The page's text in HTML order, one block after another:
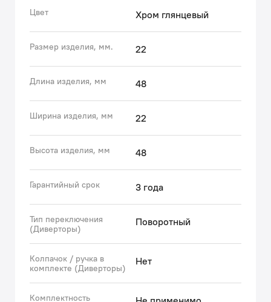
перепадам температуры воды.
• Увеличенный срок бесперебойной службы
дивертора IDDIS® (более 300 тысяч циклов или 50
лет службы) обусловлен высоким качеством его
механизмов: бесперебойную работу изделия
обеспечивают пластины, изготовленные из
(с) Авторский текст, март 2022 г.
Цвет Хром глянцевый
Размер изделия, мм. 22
Длина изделия, мм 48
Ширина изделия, мм 22
Высота изделия, мм 48
Гарантийный срок 3 года
Тип переключения
(Диверторы)
Поворотный
Колпачок / ручка в
комплекте (Диверторы)
Нет
Комплектность